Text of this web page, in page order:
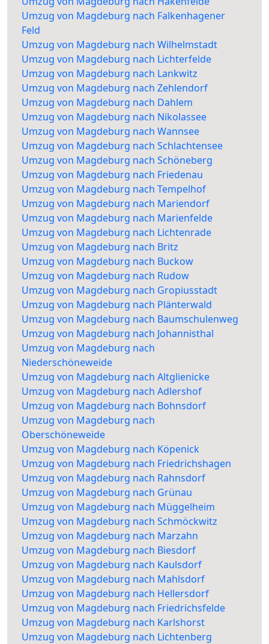
Umzug von Magdeburg nach Falkenhagener
Feld
Umzug von Magdeburg nach Wilhelmstadt
Umzug von Magdeburg nach Lichterfelde
Umzug von Magdeburg nach Lankwitz
Umzug von Magdeburg nach Zehlendorf
Umzug von Magdeburg nach Dahlem
Umzug von Magdeburg nach Nikolassee
Umzug von Magdeburg nach Wannsee
Umzug von Magdeburg nach Schlachtensee
Umzug von Magdeburg nach Schöneberg
Umzug von Magdeburg nach Friedenau
Umzug von Magdeburg nach Tempelhof
Umzug von Magdeburg nach Mariendorf
Umzug von Magdeburg nach Marienfelde
Umzug von Magdeburg nach Lichtenrade
Umzug von Magdeburg nach Britz
Umzug von Magdeburg nach Buckow
Umzug von Magdeburg nach Rudow
Umzug von Magdeburg nach Gropiusstadt
Umzug von Magdeburg nach Plänterwald
Umzug von Magdeburg nach Baumschulenweg
Umzug von Magdeburg nach Johannisthal
Umzug von Magdeburg nach
Niederschöneweide
Umzug von Magdeburg nach Altglienicke
Umzug von Magdeburg nach Adlershof
Umzug von Magdeburg nach Bohnsdorf
Umzug von Magdeburg nach
Oberschöneweide
Umzug von Magdeburg nach Köpenick
Umzug von Magdeburg nach Friedrichshagen
Umzug von Magdeburg nach Rahnsdorf
Umzug von Magdeburg nach Grünau
Umzug von Magdeburg nach Müggelheim
Umzug von Magdeburg nach Schmöckwitz
Umzug von Magdeburg nach Marzahn
Umzug von Magdeburg nach Biesdorf
Umzug von Magdeburg nach Kaulsdorf
Umzug von Magdeburg nach Mahlsdorf
Umzug von Magdeburg nach Hellersdorf
Umzug von Magdeburg nach Friedrichsfelde
Umzug von Magdeburg nach Karlshorst
Umzug von Magdeburg nach Lichtenberg